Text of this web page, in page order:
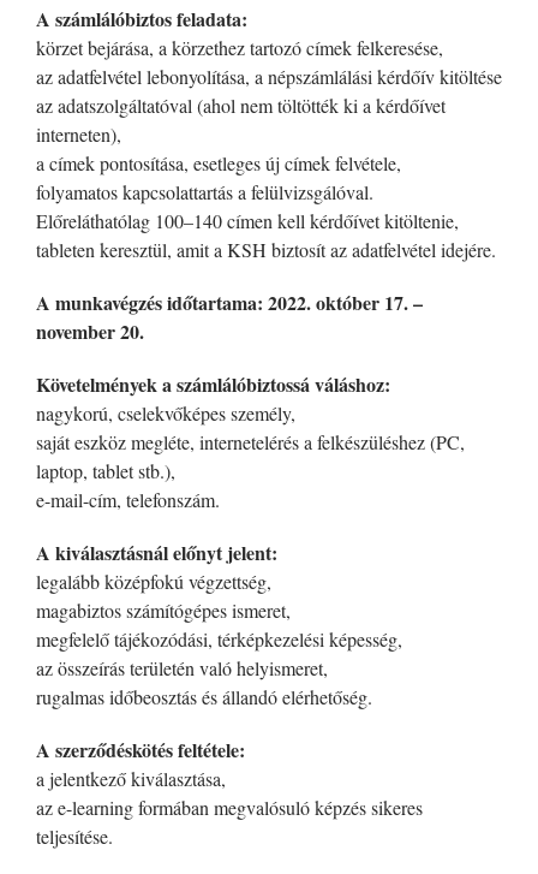
A számlálóbiztos feladata:
körzet bejárása, a körzethez tartozó címek felkeresése,
az adatfelvétel lebonyolítása, a népszámlálási kérdőív kitöltése
az adatszolgáltatóval (ahol nem töltötték ki a kérdőívet
interneten),
a címek pontosítása, esetleges új címek felvétele,
folyamatos kapcsolattartás a felülvizsgálóval.
Előreláthatólag 100–140 címen kell kérdőívet kitöltenie,
tableten keresztül, amit a KSH biztosít az adatfelvétel idejére.
A munkavégzés időtartama: 2022. október 17. –
november 20.
Követelmények a számlálóbiztossá váláshoz:
nagykorú, cselekvőképes személy,
saját eszköz megléte, internetelérés a felkészüléshez (PC,
laptop, tablet stb.),
e-mail-cím, telefonszám.
A kiválasztásnál előnyt jelent:
legalább középfokú végzettség,
magabiztos számítógépes ismeret,
megfelelő tájékozódási, térképkezelési képesség,
az összeírás területén való helyismeret,
rugalmas időbeosztás és állandó elérhetőség.
A szerződéskötés feltétele:
a jelentkező kiválasztása,
az e-learning formában megvalósuló képzés sikeres
teljesítése.